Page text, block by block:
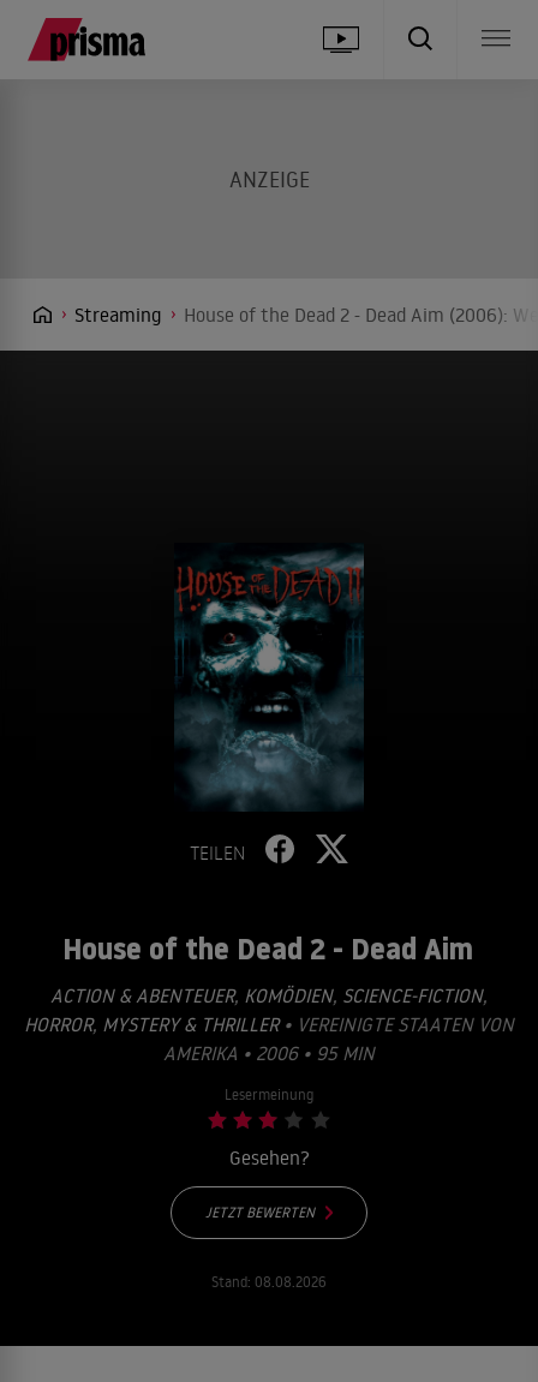
Streaming House of the Dead 2 - Dead Aim (2006):
TEILEN
House of the Dead 2 - Dead Aim
ACTION & ABENTEUER, KOMÖDIEN, SCIENCE-FICTION,
HORROR, MYSTERY & THRILLER• VEREINIGTE STAATEN VON
AMERIKA • 2006 • 95 MIN
Lesermeinung
Gesehen?
JETZT BEWERTEN
Stand: 08.08.2026